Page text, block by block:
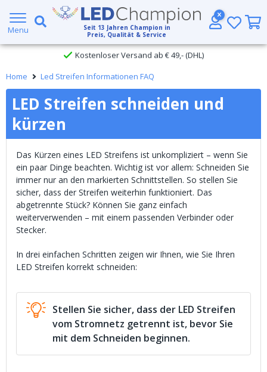
Menu Seit 13 Jahren Champion in
Preis, Qualität & Service
Großer Lagerbestand
Kostenloser Versand ab € 49,- (DHL)
Heute bestellt, amselben Tag verschickt
Home Led Streifen Informationen FAQ
LED Streifen schneiden und
kürzen
Das Kürzen eines LED Streifens ist unkompliziert – wenn Sie
ein paar Dinge beachten. Wichtig ist vor allem: Schneiden Sie
immer nur an den markierten Schnittstellen. So stellen Sie
sicher, dass der Streifen weiterhin funktioniert. Das
abgetrennte Stück? Können Sie ganz einfach
weiterverwenden – mit einem passenden Verbinder oder
Stecker.
In drei einfachen Schritten zeigen wir Ihnen, wie Sie Ihren
LED Streifen korrekt schneiden:
Stellen Sie sicher, dass der LED Streifen
vom Stromnetz getrennt ist, bevor Sie
mit dem Schneiden beginnen.